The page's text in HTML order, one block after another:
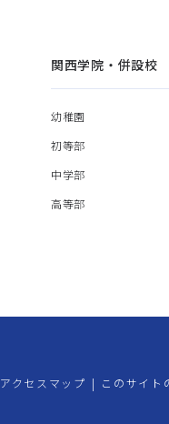
関西学院・併設校
幼稚園
初等部
中学部
高等部
アクセスマップ | このサイト